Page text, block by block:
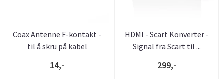
Coax Antenne F-kontakt -
til å skru på kabel
14,-
HDMI - Scart Konverter -
Signal fra Scart til ...
299,-